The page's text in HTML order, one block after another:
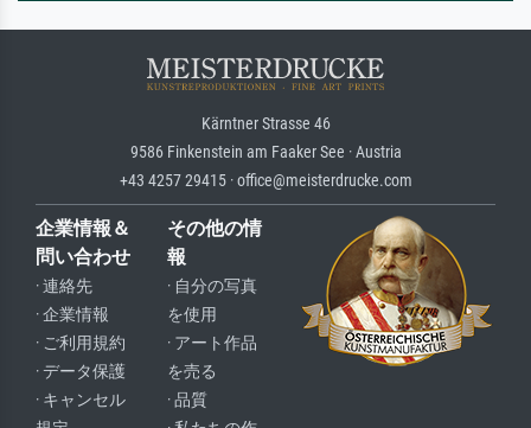
Kärntner Strasse 46
9586 Finkenstein am Faaker See · Austria
+43 4257 29415 · office@meisterdrucke.com
企業情報＆
問い合わせ
· 連絡先
· 企業情報
· ご利用規約
· データ保護
· キャンセル
その他の情
報
· 自分の写真
を使用
· アート作品
を売る
· 品質